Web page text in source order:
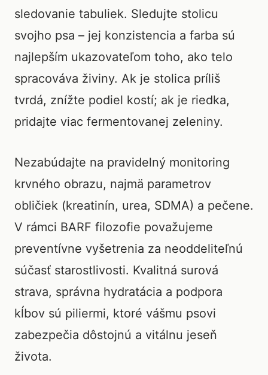
sledovanie tabuliek. Sledujte stolicu
svojho psa – jej konzistencia a farba sú
najlepším ukazovateľom toho, ako telo
spracováva živiny. Ak je stolica príliš
tvrdá, znížte podiel kostí; ak je riedka,
pridajte viac fermentovanej zeleniny.
Nezabúdajte na pravidelný monitoring
krvného obrazu, najmä parametrov
obličiek (kreatinín, urea, SDMA) a pečene.
V rámci BARF filozofie považujeme
preventívne vyšetrenia za neoddeliteľnú
súčasť starostlivosti. Kvalitná surová
strava, správna hydratácia a podpora
kĺbov sú piliermi, ktoré vášmu psovi
zabezpečia dôstojnú a vitálnu jeseň
života.